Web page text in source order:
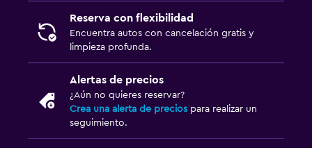
Reserva con flexibilidad
Encuentra autos con cancelación gratis y
limpieza profunda.
Alertas de precios
¿Aún no quieres reservar?
Crea una alerta de precios para realizar un
seguimiento.